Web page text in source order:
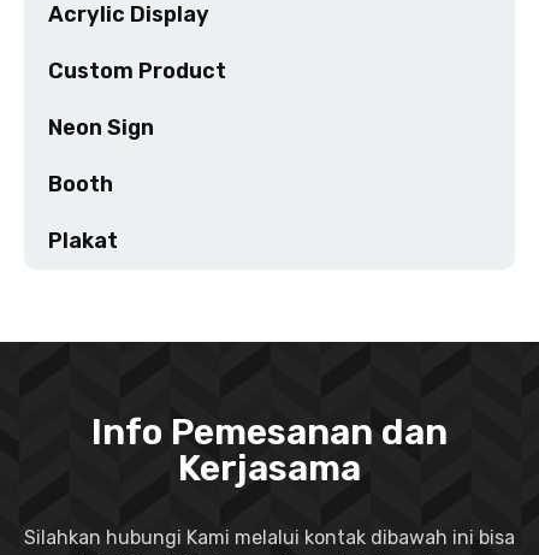
Acrylic Display
Custom Product
Neon Sign
Booth
Plakat
Info Pemesanan dan
Kerjasama
Silahkan hubungi Kami melalui kontak dibawah ini bisa